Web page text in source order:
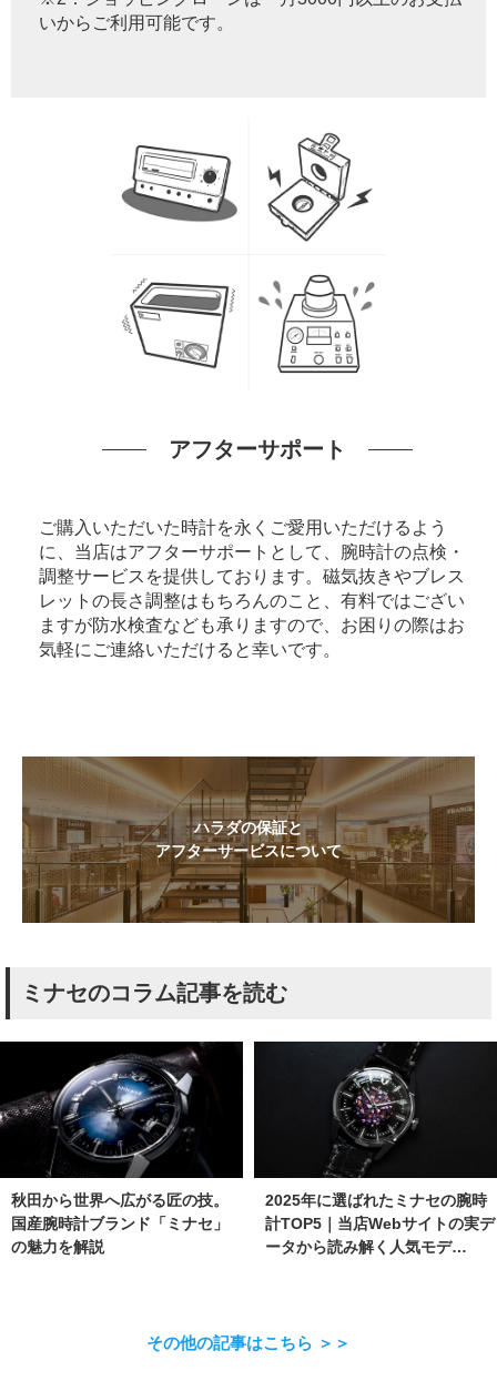
いからご利用可能です。
アフターサポート
ご購入いただいた時計を永くご愛用いただけるよう
に、当店はアフターサポートとして、腕時計の点検・
調整サービスを提供しております。磁気抜きやブレス
レットの長さ調整はもちろんのこと、有料ではござい
ますが防水検査なども承りますので、お困りの際はお
気軽にご連絡いただけると幸いです。
ハラダの保証と
アフターサービスについて
ミナセのコラム記事を読む
秋田から世界へ広がる匠の技。
国産腕時計ブランド「ミナセ」
の魅力を解説
2025年に選ばれたミナセの腕時
計TOP5｜当店Webサイトの実デ
ータから読み解く人気モデ…
その他の記事はこちら ＞＞